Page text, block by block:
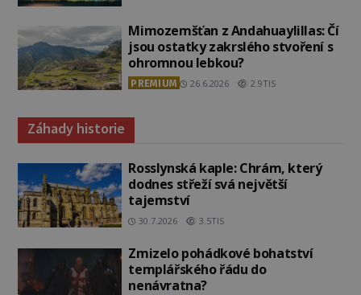
Mimozemšťan z Andahuaylillas: Čí
jsou ostatky zakrslého stvoření s
ohromnou lebkou?
PREMIUM 26.6.2026 2.9TIS
Záhady historie
Rosslynská kaple: Chrám, který
dodnes střeží svá největší
tajemství
30.7.2026 3.5TIS
Zmizelo pohádkové bohatství
templářského řádu do
nenávratna?